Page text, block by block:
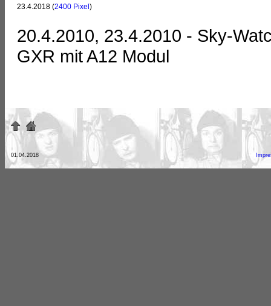
23.4.2018 (2400 Pixel )
20.4.2010, 23.4.2010 - Sky-
GXR mit A12 Modul
01.04.2018